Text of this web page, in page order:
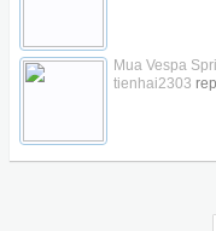
Mua Vespa
tienhai2303